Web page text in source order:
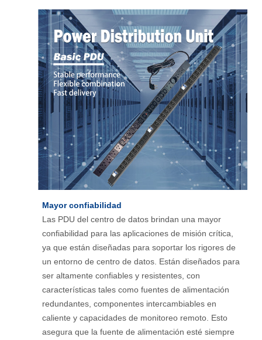
Mayor confiabilidad
Las PDU del centro de datos brindan una mayor
confiabilidad para las aplicaciones de misión crítica,
ya que están diseñadas para soportar los rigores de
un entorno de centro de datos. Están diseñados para
ser altamente confiables y resistentes, con
características tales como fuentes de alimentación
redundantes, componentes intercambiables en
caliente y capacidades de monitoreo remoto. Esto
asegura que la fuente de alimentación esté siempre